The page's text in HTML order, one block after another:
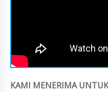
KAMI MENERIMA